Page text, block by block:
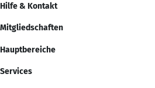
Hilfe & Kontakt
Mitgliedschaften
Hauptbereiche
Services